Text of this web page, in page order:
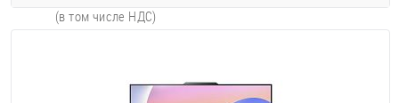
(в том числе НДС)